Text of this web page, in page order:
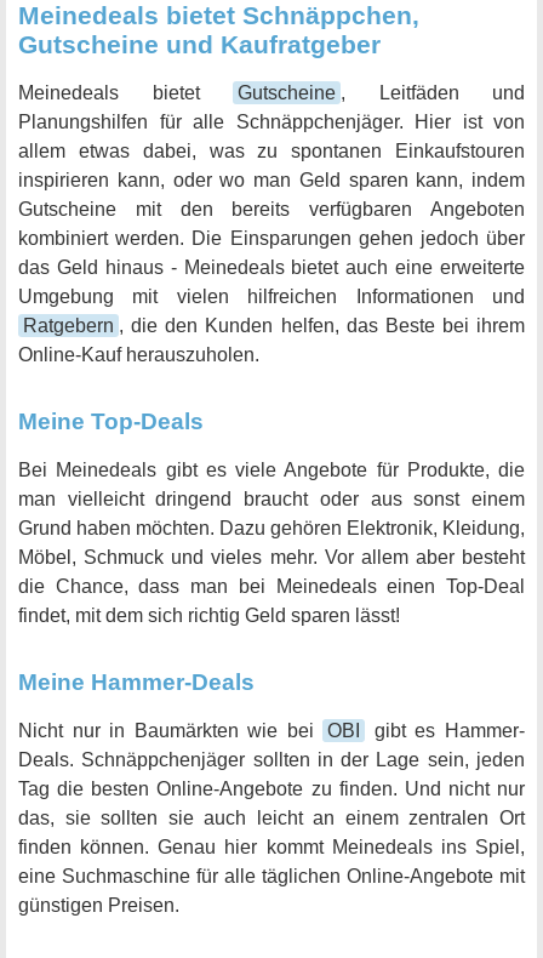
Meinedeals bietet Schnäppchen,
Gutscheine und Kaufratgeber
Meinedeals bietet Gutscheine , Leitfäden und
Planungshilfen für alle Schnäppchenjäger. Hier ist von
allem etwas dabei, was zu spontanen Einkaufstouren
inspirieren kann, oder wo man Geld sparen kann, indem
Gutscheine mit den bereits verfügbaren Angeboten
kombiniert werden. Die Einsparungen gehen jedoch über
das Geld hinaus - Meinedeals bietet auch eine erweiterte
Umgebung mit vielen hilfreichen Informationen und
Ratgebern , die den Kunden helfen, das Beste bei ihrem
Online-Kauf herauszuholen.
Meine Top-Deals
Bei Meinedeals gibt es viele Angebote für Produkte, die
man vielleicht dringend braucht oder aus sonst einem
Grund haben möchten. Dazu gehören Elektronik, Kleidung,
Möbel, Schmuck und vieles mehr. Vor allem aber besteht
die Chance, dass man bei Meinedeals einen Top-Deal
findet, mit dem sich richtig Geld sparen lässt!
Meine Hammer-Deals
Nicht nur in Baumärkten wie bei OBI
gibt es Hammer-
Deals. Schnäppchenjäger sollten in der Lage sein, jeden
Tag die besten Online-Angebote zu finden. Und nicht nur
das, sie sollten sie auch leicht an einem zentralen Ort
finden können. Genau hier kommt Meinedeals ins Spiel,
eine Suchmaschine für alle täglichen Online-Angebote mit
günstigen Preisen.